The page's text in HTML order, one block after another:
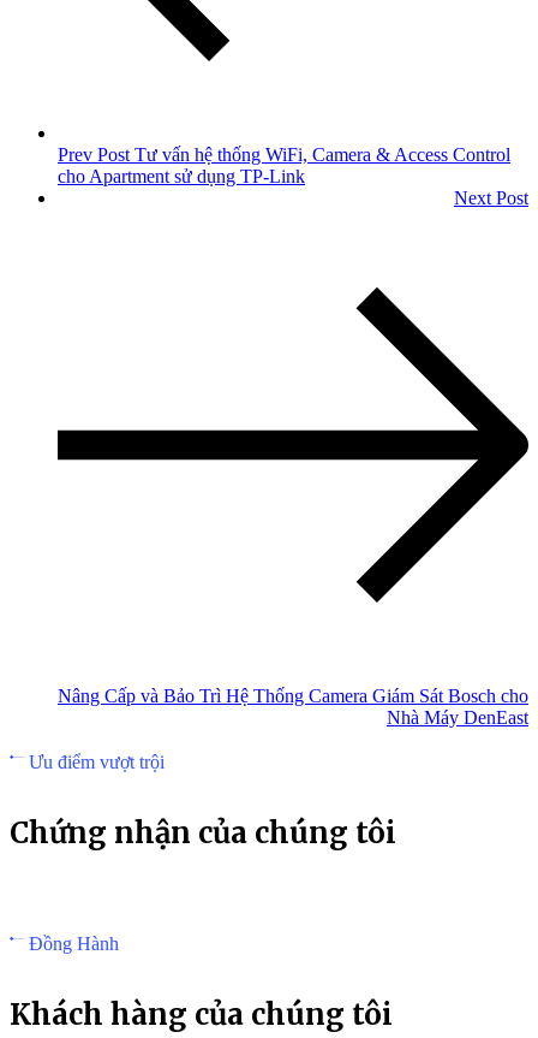
Prev Post Tư vấn hệ thống WiFi, Camera & Access Control
cho Apartment sử dụng TP-Link
Next Post
Nâng Cấp và Bảo Trì Hệ Thống Camera Giám Sát Bosch cho
Nhà Máy DenEast
Ưu điểm vượt trội
Chứng nhận của chúng tôi
Đồng Hành
Khách hàng của chúng tôi